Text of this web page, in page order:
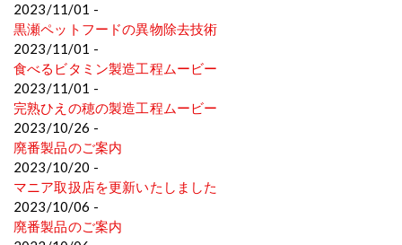
2023/11/01 -
黒瀬ペットフードの異物除去技術
2023/11/01 -
食べるビタミン製造工程ムービー
2023/11/01 -
完熟ひえの穂の製造工程ムービー
2023/10/26 -
廃番製品のご案内
2023/10/20 -
マニア取扱店を更新いたしました
2023/10/06 -
廃番製品のご案内